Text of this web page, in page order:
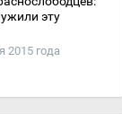
эту
2015 года